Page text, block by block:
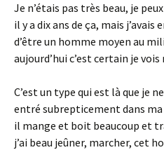
Je n’étais pas très beau, je
il y a dix ans de ça, mais j’avais
d’être un homme moyen au
aujourd’hui c’est certain je
C’est un type qui est là que je
entré subrepticement dans
il mange et boit beaucoup et
j’ai beau jeûner, marcher, cet